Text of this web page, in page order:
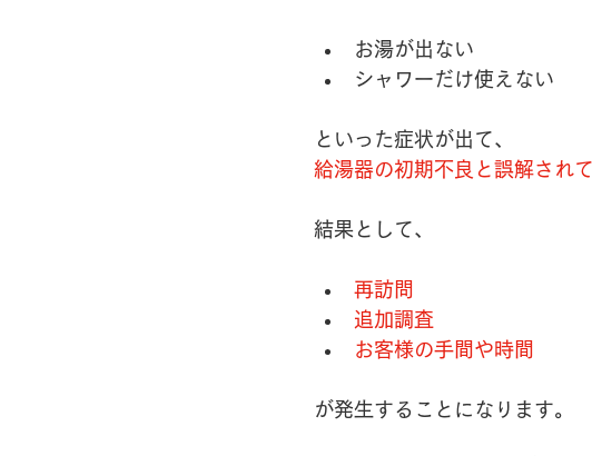
お湯が出ない
シャワーだけ使えない
といった症状が出て、
給湯器の初期不良と誤解され
結果として、
再訪問
追加調査
お客様の手間や時間
が発生することになります。